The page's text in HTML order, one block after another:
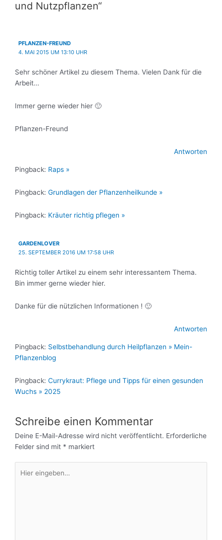
und Nutzpflanzen“
PFLANZEN-FREUND
4. MAI 2015 UM 13:10 UHR
Sehr schöner Artikel zu diesem Thema. Vielen Dank für die
Arbeit…
Immer gerne wieder hier 🙂
Pflanzen-Freund
Antworten
Pingback: Raps »
Pingback: Grundlagen der Pflanzenheilkunde »
Pingback: Kräuter richtig pflegen »
GARDENLOVER
25. SEPTEMBER 2016 UM 17:58 UHR
Richtig toller Artikel zu einem sehr interessantem Thema.
Bin immer gerne wieder hier.
Danke für die nützlichen Informationen ! 🙂
Antworten
Pingback: Selbstbehandlung durch Heilpflanzen » Mein-
Pflanzenblog
Pingback: Currykraut: Pflege und Tipps für einen gesunden
Wuchs » 2025
Schreibe einen Kommentar
Deine E-Mail-Adresse wird nicht veröffentlicht. Erforderliche
Felder sind mit * markiert
eingeben…